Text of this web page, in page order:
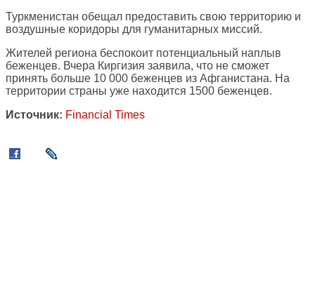
Туркменистан обещал предоставить свою территорию и
воздушные коридоры для гуманитарных миссий.
Жителей региона беспокоит потенциальный наплыв
беженцев. Вчера Киргизия заявила, что не сможет
принять больше 10 000 беженцев из Афганистана. На
территории страны уже находится 1500 беженцев.
Источник: Financial Times